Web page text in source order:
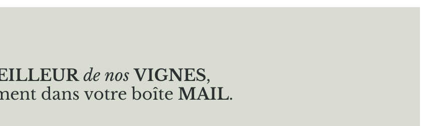
de nos VIGNES,
dans votre boîte MAIL.